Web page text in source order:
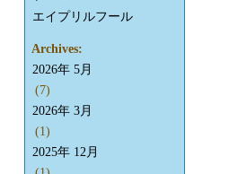
エイプリルフール
Archives:
2026年 5月
(7)
2026年 3月
(1)
2025年 12月